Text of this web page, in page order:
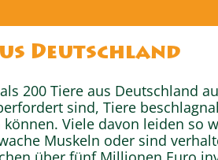
Deutschland
200 Tiere aus Deutschland
sind, Tiere
Viele davon leiden so
Muskeln oder sind